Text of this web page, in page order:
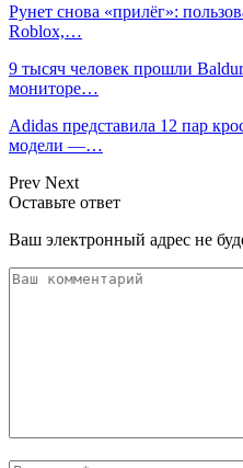
Рунет снова «прилёг»:
Roblox,…
9 тысяч человек прошли
мониторе…
Adidas представила 12 пар
модели —…
Prev Next
Оставьте ответ
Ваш электронный адрес не